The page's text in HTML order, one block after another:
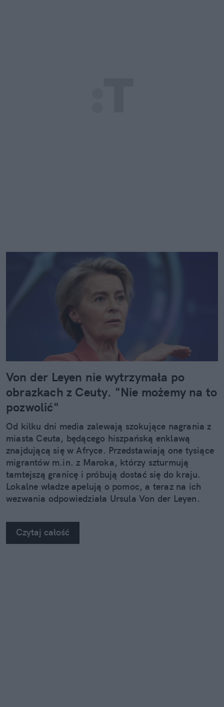
Von der Leyen nie wytrzymała po
obrazkach z Ceuty. "Nie możemy na to
pozwolić"
Od kilku dni media zalewają szokujące nagrania z
miasta Ceuta, będącego hiszpańską enklawą
znajdującą się w Afryce. Przedstawiają one tysiące
migrantów m.in. z Maroka, którzy szturmują
tamtejszą granicę i próbują dostać się do kraju.
Lokalne władze apelują o pomoc, a teraz na ich
wezwania odpowiedziała Ursula Von der Leyen.
Czytaj całość